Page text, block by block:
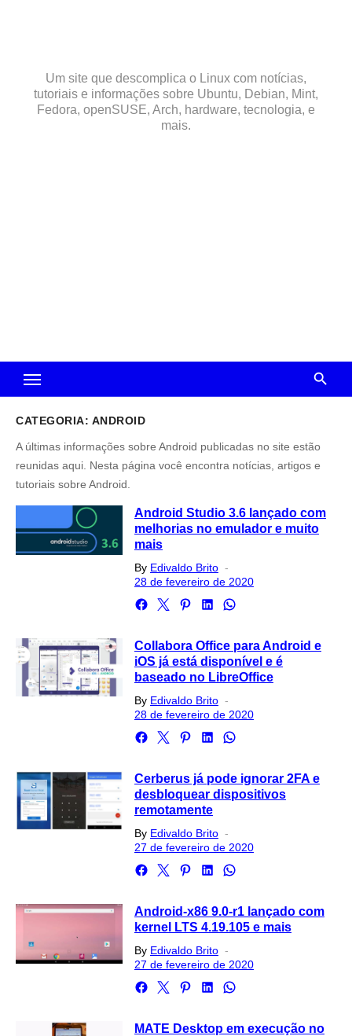
Um site que descomplica o Linux com notícias,
tutoriais e informações sobre Ubuntu, Debian, Mint,
Fedora, openSUSE, Arch, hardware, tecnologia, e
mais.
CATEGORIA: ANDROID
A últimas informações sobre Android publicadas no site estão
reunidas aqui. Nesta página você encontra notícias, artigos e
tutoriais sobre Android.
Android Studio 3.6 lançado com
melhorias no emulador e muito
mais
By Edivaldo Brito
on
28 de fevereiro de 2020
Collabora Office para Android e
iOS já está disponível e é
baseado no LibreOffice
By Edivaldo Brito
on
28 de fevereiro de 2020
Cerberus já pode ignorar 2FA e
desbloquear dispositivos
remotamente
By Edivaldo Brito
on
27 de fevereiro de 2020
Android-x86 9.0-r1 lançado com
kernel LTS 4.19.105 e mais
By Edivaldo Brito
on
27 de fevereiro de 2020
MATE Desktop em execução no